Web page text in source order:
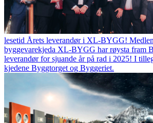
lesetid Årets leverandør i XL-BYGG!
byggevarekjeda XL-BYGG har røysta fram
leverandør for sjuande år på rad i 2025! I
kjedene Byggtorget og Byggeriet.